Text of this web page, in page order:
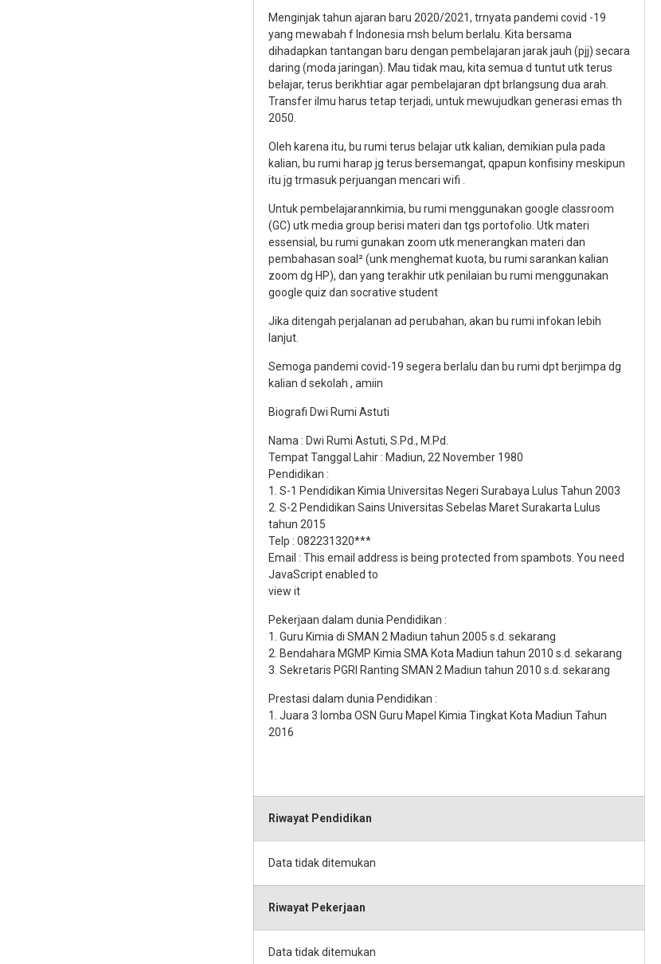
Menginjak tahun ajaran baru 2020/2021, trnyata pandemi covid -19
yang mewabah f Indonesia msh belum berlalu. Kita bersama
dihadapkan tantangan baru dengan pembelajaran jarak jauh (pjj) secara
daring (moda jaringan). Mau tidak mau, kita semua d tuntut utk terus
belajar, terus berikhtiar agar pembelajaran dpt brlangsung dua arah.
Transfer ilmu harus tetap terjadi, untuk mewujudkan generasi emas th
2050.
Oleh karena itu, bu rumi terus belajar utk kalian, demikian pula pada
kalian, bu rumi harap jg terus bersemangat, qpapun konfisiny meskipun
itu jg trmasuk perjuangan mencari wifi .
Untuk pembelajarannkimia, bu rumi menggunakan google classroom
(GC) utk media group berisi materi dan tgs portofolio. Utk materi
essensial, bu rumi gunakan zoom utk menerangkan materi dan
pembahasan soal² (unk menghemat kuota, bu rumi sarankan kalian
zoom dg HP), dan yang terakhir utk penilaian bu rumi menggunakan
google quiz dan socrative student
Jika ditengah perjalanan ad perubahan, akan bu rumi infokan lebih
lanjut.
Semoga pandemi covid-19 segera berlalu dan bu rumi dpt berjimpa dg
kalian d sekolah , amiin
Biografi Dwi Rumi Astuti
Nama : Dwi Rumi Astuti, S.Pd., M.Pd.
Tempat Tanggal Lahir : Madiun, 22 November 1980
Pendidikan :
1. S-1 Pendidikan Kimia Universitas Negeri Surabaya Lulus Tahun 2003
2. S-2 Pendidikan Sains Universitas Sebelas Maret Surakarta Lulus
tahun 2015
Telp : 082231320***
Email : This email address is being protected from spambots. You need
JavaScript enabled to
view it
Pekerjaan dalam dunia Pendidikan :
1. Guru Kimia di SMAN 2 Madiun tahun 2005 s.d. sekarang
2. Bendahara MGMP Kimia SMA Kota Madiun tahun 2010 s.d. sekarang
3. Sekretaris PGRI Ranting SMAN 2 Madiun tahun 2010 s.d. sekarang
Prestasi dalam dunia Pendidikan :
1. Juara 3 lomba OSN Guru Mapel Kimia Tingkat Kota Madiun Tahun
2016
Riwayat Pendidikan
Data tidak ditemukan
Riwayat Pekerjaan
Data tidak ditemukan